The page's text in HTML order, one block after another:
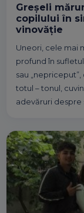
Greșeli
copilului în
vinovăție
Uneori, cele mai
profund în
sau
totul – tonul,
adevăruri despre